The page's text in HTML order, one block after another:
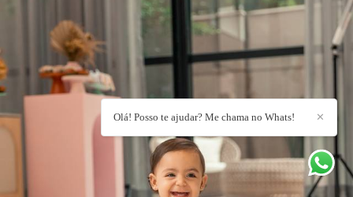
✕
Olá! Posso te ajudar? Me chama no Whats!